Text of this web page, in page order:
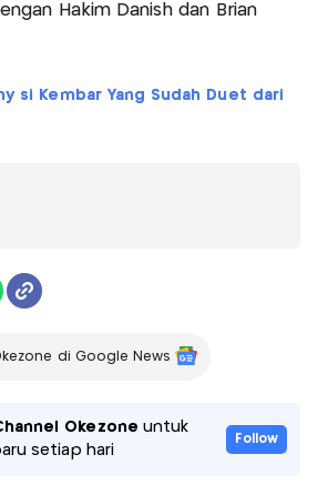
Hakim Danish dan Brian
si Kembar Yang Sudah Duet dari
di Google News
Okezone untuk
setiap hari
Follow